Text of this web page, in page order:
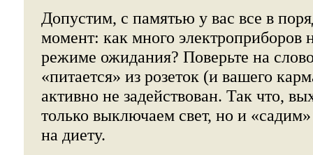
Допустим, с памятью у вас все в
момент: как много электроприборов
режиме ожидания? Поверьте на
«питается» из розеток (и вашего
активно не задействован. Так что,
только выключаем свет, но и
на диету.